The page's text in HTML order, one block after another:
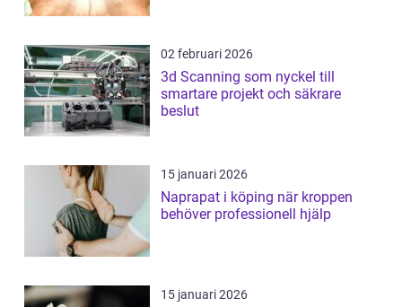
02 februari 2026
3d Scanning som nyckel till
smartare projekt och säkrare
beslut
15 januari 2026
Naprapat i köping när kroppen
behöver professionell hjälp
15 januari 2026